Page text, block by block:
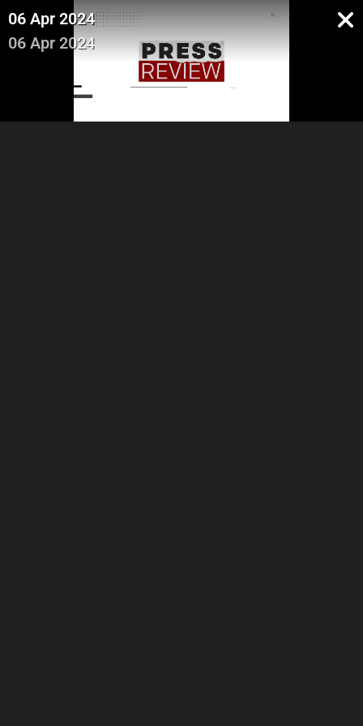
06 Apr 2024
06 Apr 2024